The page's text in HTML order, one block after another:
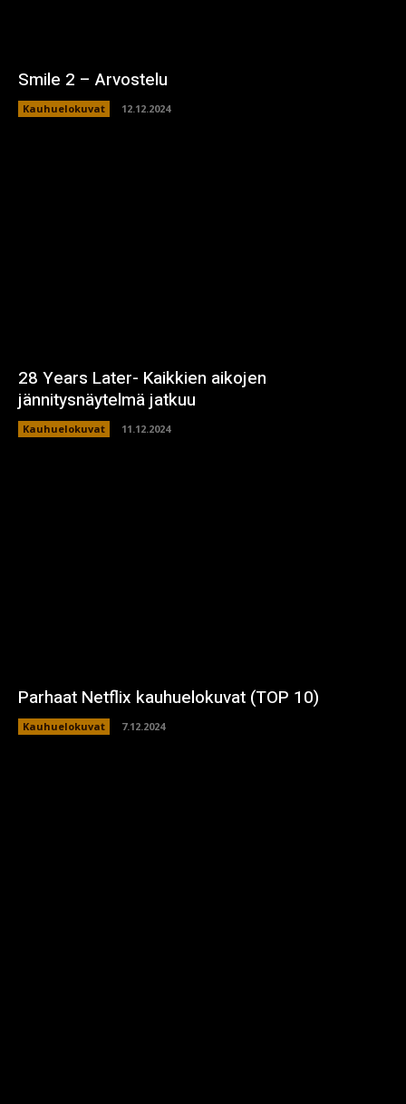
Smile 2 – Arvostelu
Kauhuelokuvat 12.12.2024
28 Years Later- Kaikkien aikojen
jännitysnäytelmä jatkuu
Kauhuelokuvat 11.12.2024
Parhaat Netflix kauhuelokuvat (TOP 10)
Kauhuelokuvat 7.12.2024